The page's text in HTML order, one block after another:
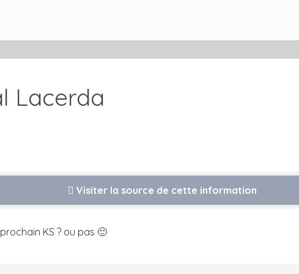
Lacerda
Visiter la source de cette information
KS ? ou pas 🙂